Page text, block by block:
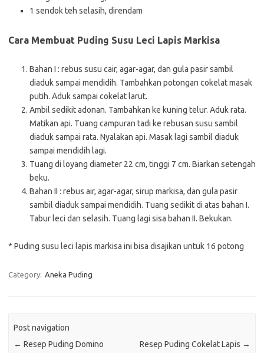
1 sendok teh selasih, direndam
Cara Membuat Puding Susu Leci Lapis Markisa
Bahan I : rebus susu cair, agar-agar, dan gula pasir sambil
diaduk sampai mendidih. Tambahkan potongan cokelat masak
putih. Aduk sampai cokelat larut.
Ambil sedikit adonan. Tambahkan ke kuning telur. Aduk rata.
Matikan api. Tuang campuran tadi ke rebusan susu sambil
diaduk sampai rata. Nyalakan api. Masak lagi sambil diaduk
sampai mendidih lagi.
Tuang di loyang diameter 22 cm, tinggi 7 cm. Biarkan setengah
beku.
Bahan II : rebus air, agar-agar, sirup markisa, dan gula pasir
sambil diaduk sampai mendidih. Tuang sedikit di atas bahan I.
Tabur leci dan selasih. Tuang lagi sisa bahan II. Bekukan.
* Puding susu leci lapis markisa ini bisa disajikan untuk 16 potong
Category: Aneka Puding
Post navigation
← Resep Puding Domino
Resep Puding Cokelat Lapis →